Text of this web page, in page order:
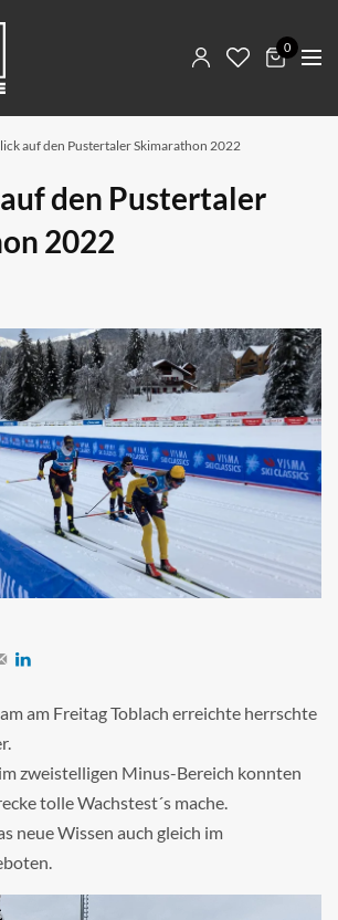
0
auf den Pustertaler Skimarathon 2022
den Pustertaler
2022
am Freitag Toblach erreichte herrschte
zweistelligen Minus-Bereich konnten
tolle Wachstest´s mache.
neue Wissen auch gleich im